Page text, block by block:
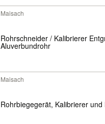
Maisach
Rohrschneider / Kalibrierer
Aluverbundrohr
Maisach
Rohrbiegegerät, Kalibrierer und